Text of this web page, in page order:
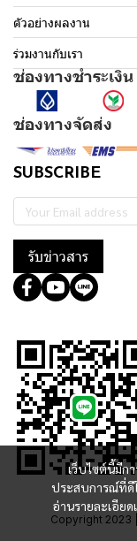
เว็บไซต์นี้มีก
ประสบการณ์ที่ดี
อ่านรายละเอียด
ตัวอย่างผลงาน
ร่วมงานกับเรา
ช่องทางชำระเงิน
ช่องทางจัดส่ง
SUBSCRIBE
รับข่าวสาร
Copyright 2023